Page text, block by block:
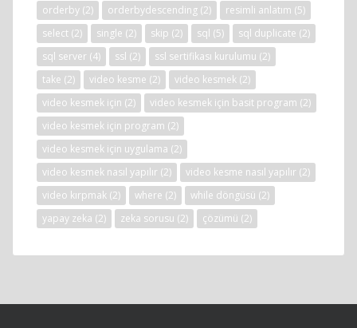
orderby (2) orderbydescending (2) resimli anlatım (5)
select (2) single (2) skip (2) sql (5) sql duplicate (2)
sql server (4) ssl (2) ssl sertifikası kurulumu (2)
take (2) video kesme (2) video kesmek (2)
video kesmek için (2) video kesmek için basit program (2)
video kesmek için program (2)
video kesmek için uygulama (2)
video kesmek nasıl yapılır (2) video kesme nasıl yapılır (2)
video kırpmak (2) where (2) while döngüsü (2)
yapay zeka (2) zeka sorusu (2) çözümü (2)